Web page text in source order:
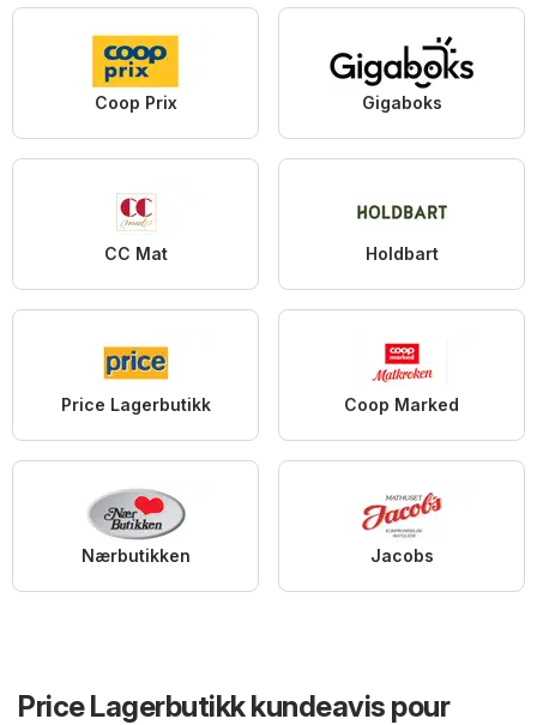
Coop Prix Gigaboks
CC Mat Holdbart
Price Lagerbutikk Coop Marked
Nærbutikken Jacobs
Price Lagerbutikk kundeavis pour